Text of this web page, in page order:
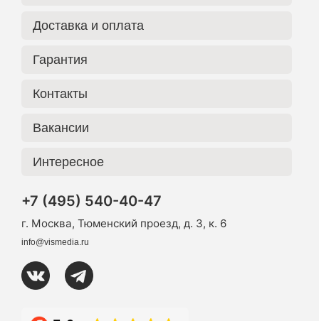
Доставка и оплата
Гарантия
Контакты
Вакансии
Интересное
+7 (495) 540-40-47
г. Москва, Тюменский проезд, д. 3, к. 6
info@vismedia.ru